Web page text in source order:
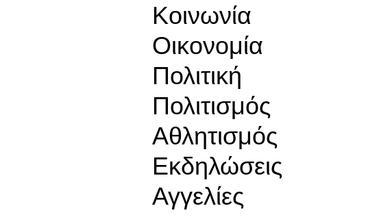
Κοινωνία
Οικονομία
Πολιτική
Πολιτισμός
Αθλητισμός
Εκδηλώσεις
Αγγελίες